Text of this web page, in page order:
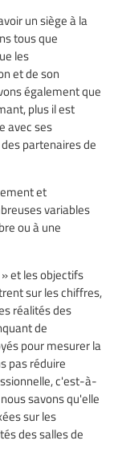
un siège à la
tous que
les
et de son
également que
plus il est
avec ses
partenaires de
et
variables
ou à une
et les objectifs
sur les chiffres,
réalités des
de
pour mesurer la
pas réduire
c'est-à-
savons qu'elle
sur les
des salles de